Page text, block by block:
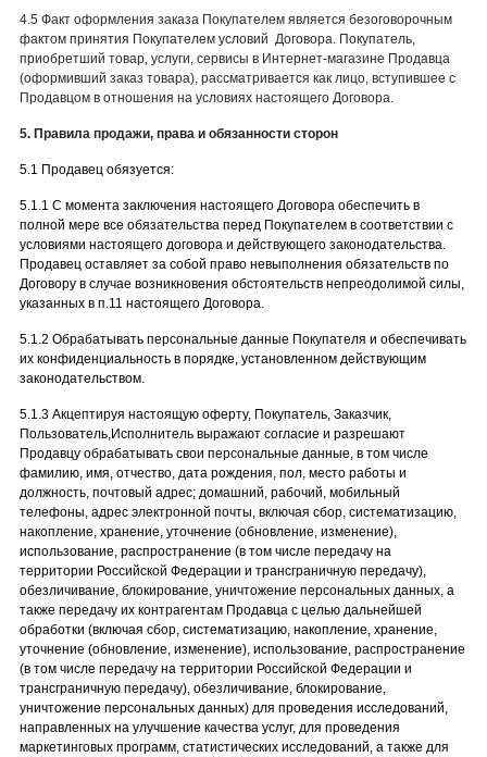
4.5 Факт оформления заказа Покупателем является безоговорочным
фактом принятия Покупателем условий Договора. Покупатель,
приобретший товар, услуги, сервисы в Интернет-магазине Продавца
(оформивший заказ товара), рассматривается как лицо, вступившее с
Продавцом в отношения на условиях настоящего Договора.
5. Правила продажи, права и обязанности сторон
5.1 Продавец обязуется:
5.1.1 С момента заключения настоящего Договора обеспечить в
полной мере все обязательства перед Покупателем в соответствии с
условиями настоящего договора и действующего законодательства.
Продавец оставляет за собой право невыполнения обязательств по
Договору в случае возникновения обстоятельств непреодолимой силы,
указанных в п.11 настоящего Договора.
5.1.2 Обрабатывать персональные данные Покупателя и обеспечивать
их конфиденциальность в порядке, установленном действующим
законодательством.
5.1.3 Акцептируя настоящую оферту, Покупатель, Заказчик,
Пользователь,Исполнитель выражают согласие и разрешают
Продавцу обрабатывать свои персональные данные, в том числе
фамилию, имя, отчество, дата рождения, пол, место работы и
должность, почтовый адрес; домашний, рабочий, мобильный
телефоны, адрес электронной почты, включая сбор, систематизацию,
накопление, хранение, уточнение (обновление, изменение),
использование, распространение (в том числе передачу на
территории Российской Федерации и трансграничную передачу),
обезличивание, блокирование, уничтожение персональных данных, а
также передачу их контрагентам Продавца с целью дальнейшей
обработки (включая сбор, систематизацию, накопление, хранение,
уточнение (обновление, изменение), использование, распространение
(в том числе передачу на территории Российской Федерации и
трансграничную передачу), обезличивание, блокирование,
уничтожение персональных данных) для проведения исследований,
направленных на улучшение качества услуг, для проведения
маркетинговых программ, статистических исследований, а также для